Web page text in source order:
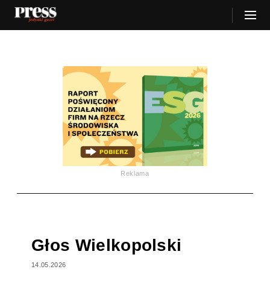
Reklama
Głos Wielkopolski
14.05.2026